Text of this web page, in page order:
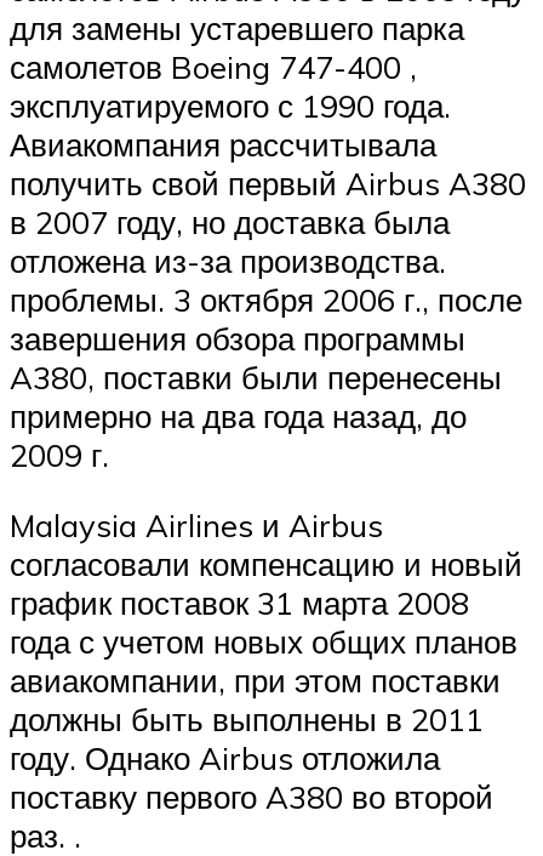
для замены устаревшего парка
самолетов Boeing 747-400 ,
эксплуатируемого с 1990 года.
Авиакомпания рассчитывала
получить свой первый Airbus A380
в 2007 году, но доставка была
отложена из-за производства.
проблемы. 3 октября 2006 г., после
завершения обзора программы
A380, поставки были перенесены
примерно на два года назад, до
2009 г.
Malaysia Airlines и Airbus
согласовали компенсацию и новый
график поставок 31 марта 2008
года с учетом новых общих планов
авиакомпании, при этом поставки
должны быть выполнены в 2011
году. Однако Airbus отложила
поставку первого A380 во второй
раз. .